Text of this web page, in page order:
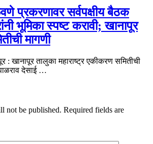
प्रकरणावर सर्वपक्षीय बैठक
भूमिका स्पष्ट करावी; खानापूर
मागणी
: खानापूर तालुका महाराष्ट्र एकीकरण समितीची
देसाई …
not be published. Required fields are